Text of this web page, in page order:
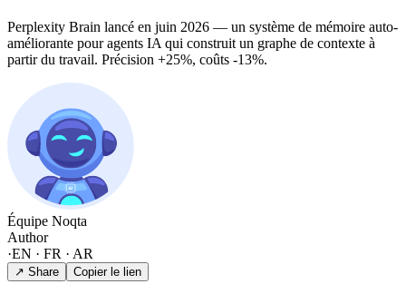
Perplexity Brain lancé en juin 2026 — un système de mémoire auto-
améliorante pour agents IA qui construit un graphe de contexte à
partir du travail. Précision +25%, coûts -13%.
Équipe Noqta
Author
·EN · FR · AR
↗ Share Copier le lien